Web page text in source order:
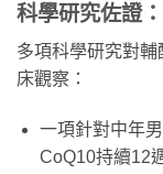
科學研究佐證
多項科學研究對
床觀察：
一項針對中年
CoQ10持續12